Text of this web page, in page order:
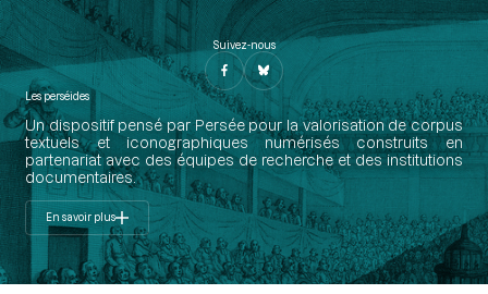
Suivez-nous
Les perséides
Un dispositif pensé par Persée pour la valorisation de corpus
textuels et iconographiques numérisés construits en
partenariat avec des équipes de recherche et des institutions
documentaires.
En savoir plus